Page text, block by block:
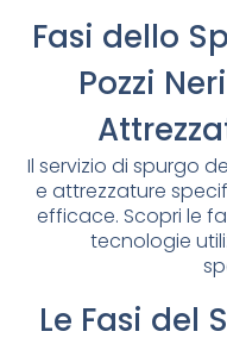
Fasi dello
Pozzi
Il servizio di spurgo
e attrezzature
efficace. Scopri le
tecnologie
Le Fasi del